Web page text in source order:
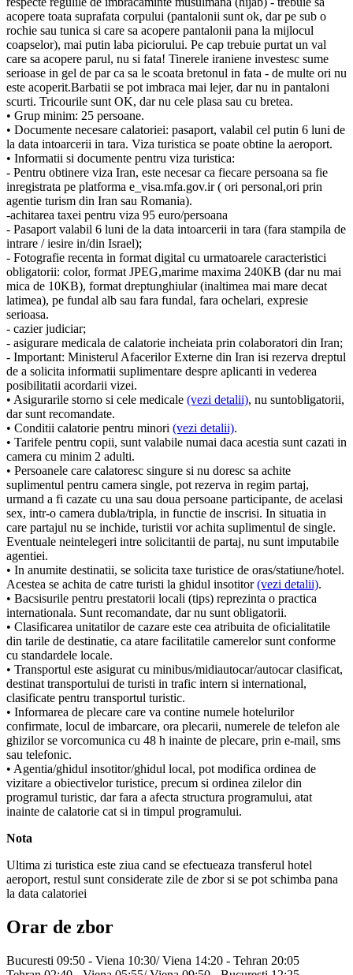
acopere toata suprafata corpului (pantalonii sunt ok, dar pe sub o
rochie sau tunica si care sa acopere pantalonii pana la mijlocul
coapselor), mai putin laba piciorului. Pe cap trebuie purtat un val
care sa acopere parul, nu si fata! Tinerele iraniene investesc sume
serioase in gel de par ca sa le scoata bretonul in fata - de multe ori nu
este acoperit.Barbatii se pot imbraca mai lejer, dar nu in pantaloni
scurti. Tricourile sunt OK, dar nu cele plasa sau cu bretea.
• Grup minim: 25 persoane.
• Documente necesare calatoriei: pasaport, valabil cel putin 6 luni de
la data intoarcerii in tara. Viza turistica se poate obtine la aeroport.
• Informatii si documente pentru viza turistica:
- Pentru obtinere viza Iran, este necesar ca fiecare persoana sa fie
inregistrata pe platforma e_visa.mfa.gov.ir ( ori personal,ori prin
agentie turism din Iran sau Romania).
-achitarea taxei pentru viza 95 euro/persoana
- Pasaport valabil 6 luni de la data intoarcerii in tara (fara stampila de
intrare / iesire in/din Israel);
- Fotografie recenta in format digital cu urmatoarele caracteristici
obligatorii: color, format JPEG,marime maxima 240KB (dar nu mai
mica de 10KB), format dreptunghiular (inaltimea mai mare decat
latimea), pe fundal alb sau fara fundal, fara ochelari, expresie
serioasa.
- cazier judiciar;
- asigurare medicala de calatorie incheiata prin colaboratori din Iran;
- Important: Ministerul Afacerilor Externe din Iran isi rezerva dreptul
de a solicita informatii suplimentare despre aplicanti in vederea
posibilitatii acordarii vizei.
• Asigurarile storno si cele medicale (vezi detalii), nu suntobligatorii,
dar sunt recomandate.
• Conditii calatorie pentru minori (vezi detalii).
• Tarifele pentru copii, sunt valabile numai daca acestia sunt cazati in
camera cu minim 2 adulti.
• Persoanele care calatoresc singure si nu doresc sa achite
suplimentul pentru camera single, pot rezerva in regim partaj,
urmand a fi cazate cu una sau doua persoane participante, de acelasi
sex, intr-o camera dubla/tripla, in functie de inscrisi. In situatia in
care partajul nu se inchide, turistii vor achita suplimentul de single.
Eventuale neintelegeri intre solicitantii de partaj, nu sunt imputabile
agentiei.
• In anumite destinatii, se solicita taxe turistice de oras/statiune/hotel.
Acestea se achita de catre turisti la ghidul insotitor(vezi detalii).
• Bacsisurile pentru prestatorii locali (tips) reprezinta o practica
internationala. Sunt recomandate, dar nu sunt obligatorii.
• Clasificarea unitatilor de cazare este cea atribuita de oficialitatile
din tarile de destinatie, ca atare facilitatile camerelor sunt conforme
cu standardele locale.
• Transportul este asigurat cu minibus/midiautocar/autocar clasificat,
destinat transportului de turisti in trafic intern si international,
clasificate pentru transportul turistic.
• Informarea de plecare care va contine numele hotelurilor
confirmate, locul de imbarcare, ora plecarii, numerele de telefon ale
ghizilor se vorcomunica cu 48 h inainte de plecare, prin e-mail, sms
sau telefonic.
• Agentia/ghidul insotitor/ghidul local, pot modifica ordinea de
vizitare a obiectivelor turistice, precum si ordinea zilelor din
programul turistic, dar fara a afecta structura programului, atat
inainte de calatorie cat si in timpul programului.
Nota
Ultima zi turistica este ziua cand se efectueaza transferul hotel
aeroport, restul sunt considerate zile de zbor si se pot schimba pana
la data calatoriei
Orar de zbor
Bucuresti 09:50 - Viena 10:30/ Viena 14:20 - Tehran 20:05